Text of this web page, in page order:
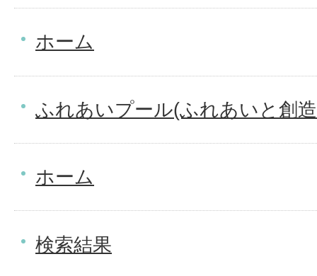
ホーム
ふれあいプール(ふれあいと創
ホーム
検索結果